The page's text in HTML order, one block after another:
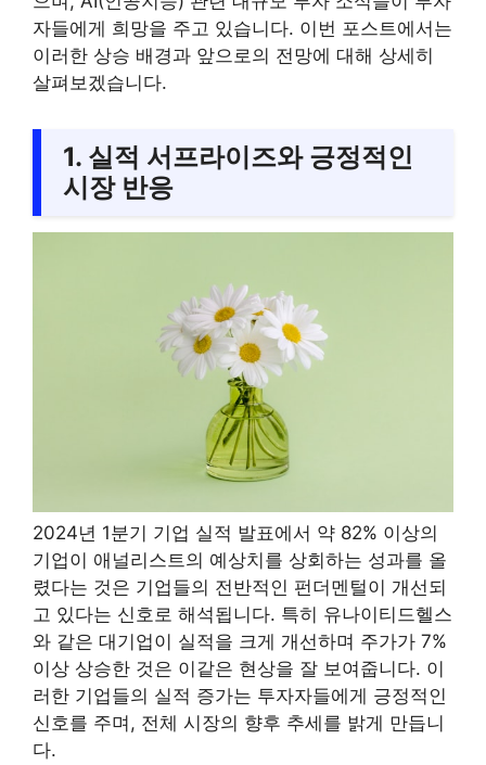
자들에게 희망을 주고 있습니다. 이번 포스트에서는
이러한 상승 배경과 앞으로의 전망에 대해 상세히
살펴보겠습니다.
1. 실적 서프라이즈와 긍정적인
시장 반응
2024년 1분기 기업 실적 발표에서 약 82% 이상의
기업이 애널리스트의 예상치를 상회하는 성과를 올
렸다는 것은 기업들의 전반적인 펀더멘털이 개선되
고 있다는 신호로 해석됩니다. 특히 유나이티드헬스
와 같은 대기업이 실적을 크게 개선하며 주가가 7%
이상 상승한 것은 이같은 현상을 잘 보여줍니다. 이
러한 기업들의 실적 증가는 투자자들에게 긍정적인
신호를 주며, 전체 시장의 향후 추세를 밝게 만듭니
다.